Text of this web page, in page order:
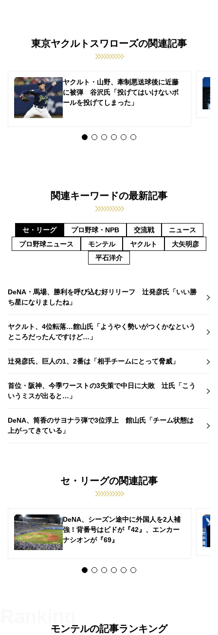
東京ヤクルトスワローズの関連記事
ヤクルト・山野、牽制悪送球後に近藤
に被弾 谷沢氏「投げてはいけないボ
ールを投げてしまった」
関連キーワードの最新記事
セ・リーグ プロ野球・NPB 交流戦
ニュース
プロ野球ニュース
モンテル ヤクルト
大矢明彦
平石洋介
DeNA・馬場、勝利を呼び込む好リリーフ 辻発彦氏「いい勝
ち星になりましたね」
ヤクルト、4位転落…館山氏「ようやく勢いがつくかなという
ところだったんですけど…」
辻発彦氏、巨人の1、2番は「相手チームにとって脅威」
首位・阪神、今季ワーストの3失策で中日に大敗 辻氏「こう
いうミスが出ると…」
DeNA、筒香のサヨナラ弾で3位浮上 館山氏「チーム状態は
上がってきている」
セ・リーグの関連記事
DeNA、シーズン途中に外国人を2人補
強！背番号はビドが『42』、エンカー
ナシオンが『69』
モンテルの記事ランキング